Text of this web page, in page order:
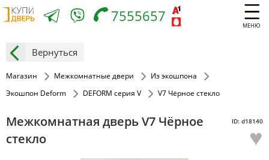
МЕНЮ
7555657
Вернуться
Магазин Межкомнатные двери
Из экошпона
Экошпон Deform
DEFORM серия V V7 Чёрное стекло
Межкомнатная дверь V7 Чёрное
стекло
ID: d18140
♥